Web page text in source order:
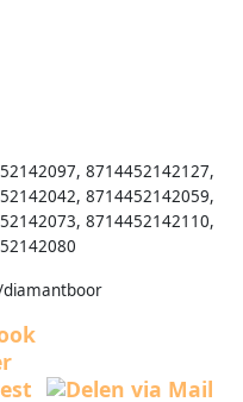
, 8714452142127,
, 8714452142059,
, 8714452142110,
diamantboor